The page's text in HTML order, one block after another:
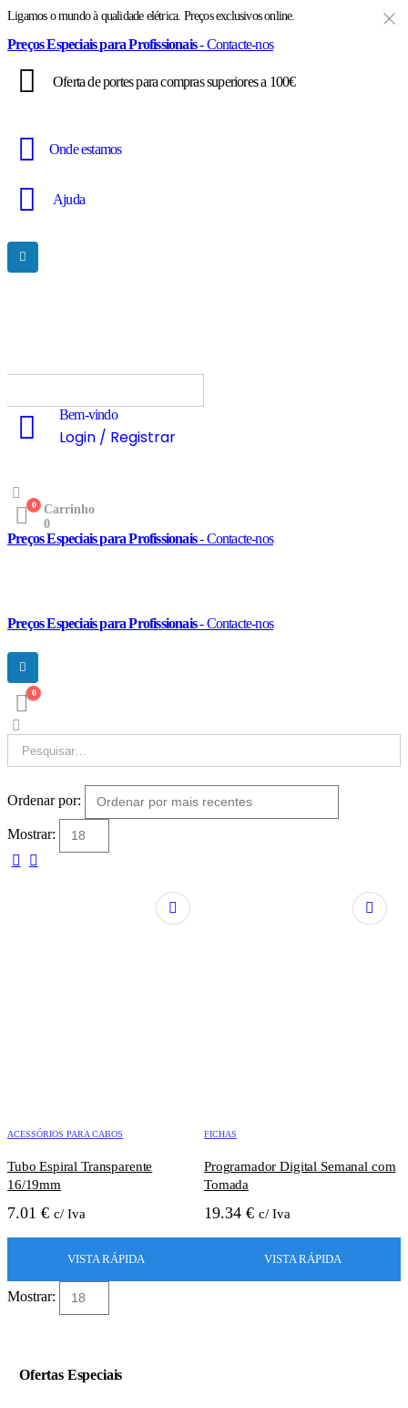
Ligamos o mundo à qualidade elétrica. Preços exclusivos online.
Preços Especiais para Profissionais- Contacte-nos
Oferta de portes para compras superiores a 100€
Onde estamos
Ajuda
Bem-vindo
Login / Registrar
0
Carrinho
0
Preços Especiais para Profissionais- Contacte-nos
Preços Especiais para Profissionais- Contacte-nos
0
Ordenar por:
Mostrar:
VISTA RÁPIDA
ACESSÓRIOS PARA CABOS
Tubo Espiral Transparente
16/19mm
7.01 € c/ Iva
VISTA RÁPIDA
FICHAS
Programador Digital Semanal com
Tomada
19.34 € c/ Iva
Mostrar:
Ofertas Especiais